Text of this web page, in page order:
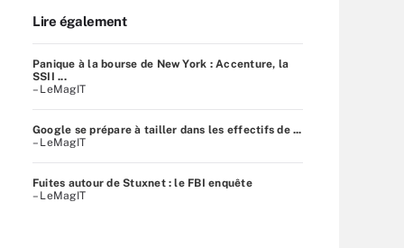
Lire également
Panique à la bourse de New York : Accenture, la
SSII ...
– LeMagIT
Google se prépare à tailler dans les effectifs de ...
– LeMagIT
Fuites autour de Stuxnet : le FBI enquête
– LeMagIT